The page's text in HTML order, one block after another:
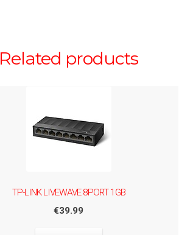
Related products
TP-LINK LIVEWAVE 8PORT 1GB
€39.99